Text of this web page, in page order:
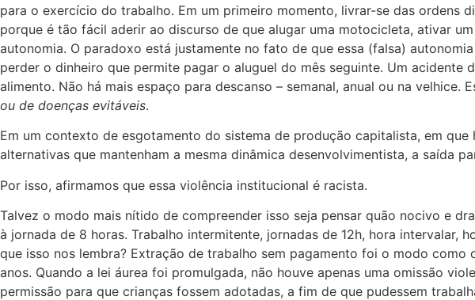
para o exercício do trabalho. Em um primeiro momento, livrar-se das ordens
porque é tão fácil aderir ao discurso de que alugar uma motocicleta, ativar
autonomia. O paradoxo está justamente no fato de que essa (falsa)
perder o dinheiro que permite pagar o aluguel do mês seguinte. Um
alimento. Não há mais espaço para descanso – semanal, anual ou na
ou de doenças evitáveis.
Em um contexto de esgotamento do sistema de produção capitalista, em
alternativas que mantenham a mesma dinâmica desenvolvimentista, a saída
Por isso, afirmamos que essa violência institucional é racista.
Talvez o modo mais nítido de compreender isso seja pensar quão nocivo e
à jornada de 8 horas. Trabalho intermitente, jornadas de 12h, hora intervalar,
que isso nos lembra? Extração de trabalho sem pagamento foi o modo
anos. Quando a lei áurea foi promulgada, não houve apenas uma omissão
permissão para que crianças fossem adotadas, a fim de que pudessem